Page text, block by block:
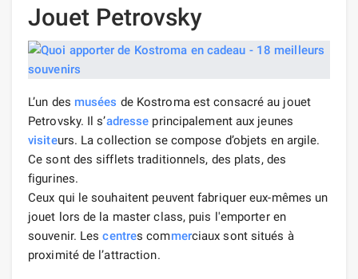
Jouet Petrovsky
L’un des musées de Kostroma est consacré au jouet
Petrovsky. Il s’adresse principalement aux jeunes
visiteurs. La collection se compose d’objets en argile.
Ce sont des sifflets traditionnels, des plats, des
figurines.
Ceux qui le souhaitent peuvent fabriquer eux-mêmes un
jouet lors de la master class, puis l'emporter en
souvenir. Lescentres commerciaux sont situés à
proximité de l’attraction.